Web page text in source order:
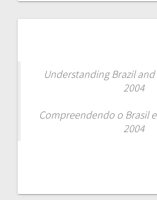
Understanding Brazil
2004
Compreendendo o Brasil
2004